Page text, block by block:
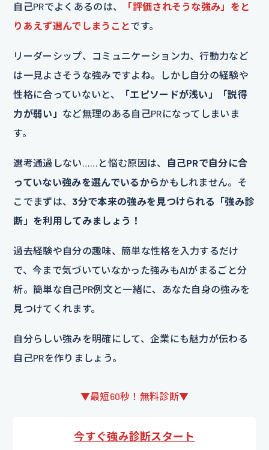
自己PRでよくあるのは、
「評価されそうな強み」をと
りあえず選んでしまうことです。
リーダーシップ、コミュニケーション力、行動力など
は一見よさそうな強みですよね。しかし自分の経験や
性格に合っていないと、
「エピソードが浅い」「説得
力が弱い」 など無理のある自己PRになってしまいま
す。
選考通過しない……と悩む原因は、
自己PRで自分に合
っていない強みを選んでいるからかもしれません。そ
こでまずは、 3分で本来の強みを見つけられる「強み診
断」を利用してみましょう！
過去経験や自分の趣味、簡単な性格を入力するだけ
で、今まで気づいていなかった強みもAIがまるごと分
析。簡単な自己PR例文と一緒に、あなた自身の強みを
見つけてくれます。
自分らしい強みを明確にして、企業にも魅力が伝わる
自己PRを作りましょう。
▼最短60秒！無料診断▼
今すぐ強み診断スタート